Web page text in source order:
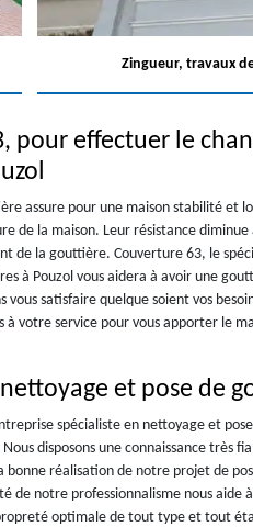
Zingueur, travaux
pour effectuer le
assure pour une maison stabilité et
de la maison. Leur résistance diminue
de la gouttière. Couverture 63, le
à Pouzol vous aidera à avoir une
vous satisfaire quelque soient vos
à votre service pour vous apporter le
et pose de
spécialiste en nettoyage et
disposons une connaissance très
bonne réalisation de notre projet de
de notre professionnalisme nous aide
optimale de tout type et tout